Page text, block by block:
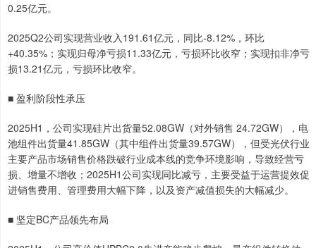
0.25亿元。
2025Q2公司实现营业收入191.61亿元，同比-8.12%，环比
+40.35%；实现归母净亏损11.33亿元，亏损环比收窄；实现扣非净亏
损13.21亿元，亏损环比收窄。
■ 盈利阶段性承压
2025H1，公司实现硅片出货量52.08GW（对外销售 24.72GW），电
池组件出货量41.85GW（其中组件出货量39.57GW），但受光伏行业
主要产品市场销售价格跌破行业成本线的竞争环境影响，导致经营亏
损、增量不增收；2025H1公司实现同比减亏，主要受益于运营提效促
进销售费用、管理费用大幅下降，以及资产减值损失的大幅减少。
■ 坚定BC产品领先布局